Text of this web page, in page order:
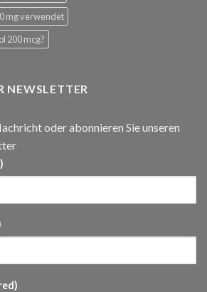
mg verwendet
200 mcg?
NEWSLETTER
oder abonnieren Sie unseren